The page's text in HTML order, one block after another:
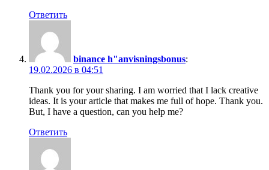
Ответить
binance h"anvisningsbonus:
19.02.2026 в 04:51
Thank you for your sharing. I am worried that I lack creative
ideas. It is your article that makes me full of hope. Thank you.
But, I have a question, can you help me?
Ответить